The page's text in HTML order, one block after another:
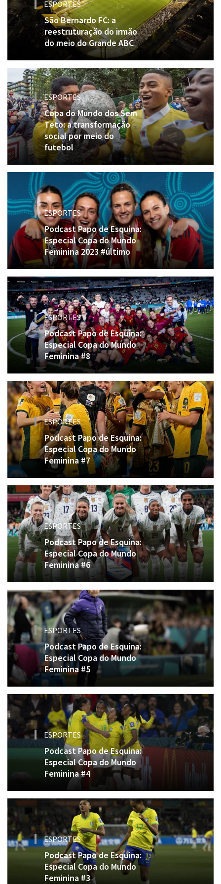
ESPORTES
São Bernardo FC: a
reestruturação do irmão
do meio do Grande ABC
ESPORTES
Copa do Mundo dos Sem
Teto: a transformação
social por meio do
futebol
ESPORTES
Podcast Papo de Esquina:
Especial Copa do Mundo
Feminina 2023 #último
ESPORTES
Podcast Papo de Esquina:
Especial Copa do Mundo
Feminina #8
ESPORTES
Podcast Papo de Esquina:
Especial Copa do Mundo
Feminina #7
ESPORTES
Podcast Papo de Esquina:
Especial Copa do Mundo
Feminina #6
ESPORTES
Podcast Papo de Esquina:
Especial Copa do Mundo
Feminina #5
ESPORTES
Podcast Papo de Esquina:
Especial Copa do Mundo
Feminina #4
ESPORTES
Podcast Papo de Esquina:
Especial Copa do Mundo
Feminina #3